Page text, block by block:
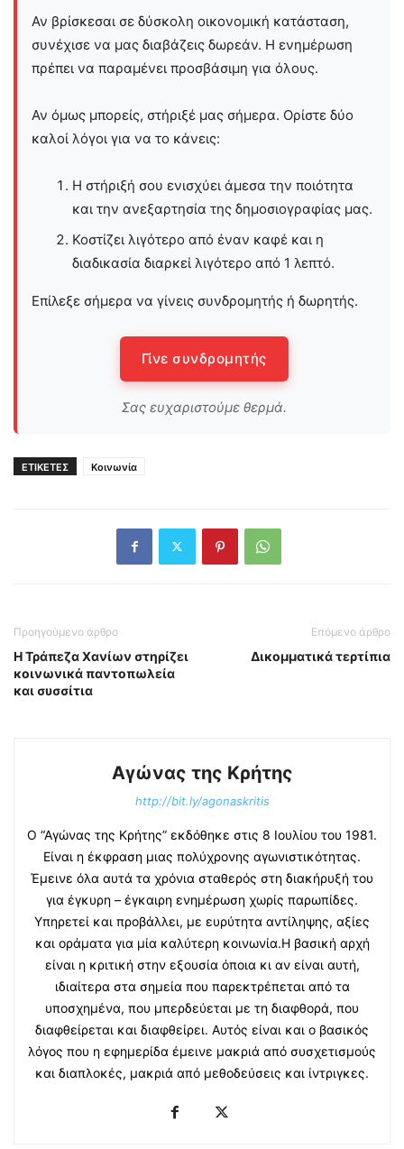
Αν βρίσκεσαι σε δύσκολη οικονομική κατάσταση,
συνέχισε να μας διαβάζεις δωρεάν. Η ενημέρωση
πρέπει να παραμένει προσβάσιμη για όλους.
Αν όμως μπορείς, στήριξέ μας σήμερα. Ορίστε δύο
καλοί λόγοι για να το κάνεις:
Η στήριξή σου ενισχύει άμεσα την ποιότητα
και την ανεξαρτησία της δημοσιογραφίας μας.
Κοστίζει λιγότερο από έναν καφέ και η
διαδικασία διαρκεί λιγότερο από 1 λεπτό.
Επίλεξε σήμερα να γίνεις συνδρομητής ή δωρητής.
Γίνε συνδρομητής
Σας ευχαριστούμε θερμά.
ΕΤΙΚΕΤΕΣ Κοινωνία
Προηγούμενο άρθρο
Η Τράπεζα Χανίων στηρίζει
κοινωνικά παντοπωλεία
και συσσίτια
Επόμενο άρθρο
Δικομματικά τερτίπια
Αγώνας της Κρήτης
http://bit.ly/agonaskritis
Ο “Αγώνας της Κρήτης” εκδόθηκε στις 8 Ιουλίου του 1981.
Είναι η έκφραση μιας πολύχρονης αγωνιστικότητας.
Έμεινε όλα αυτά τα χρόνια σταθερός στη διακήρυξή του
για έγκυρη – έγκαιρη ενημέρωση χωρίς παρωπίδες.
Υπηρετεί και προβάλλει, με ευρύτητα αντίληψης, αξίες
και οράματα για μία καλύτερη κοινωνία.Η βασική αρχή
είναι η κριτική στην εξουσία όποια κι αν είναι αυτή,
ιδιαίτερα στα σημεία που παρεκτρέπεται από τα
υποσχημένα, που μπερδεύεται με τη διαφθορά, που
διαφθείρεται και διαφθείρει. Αυτός είναι και ο βασικός
λόγος που η εφημερίδα έμεινε μακριά από συσχετισμούς
και διαπλοκές, μακριά από μεθοδεύσεις και ίντριγκες.